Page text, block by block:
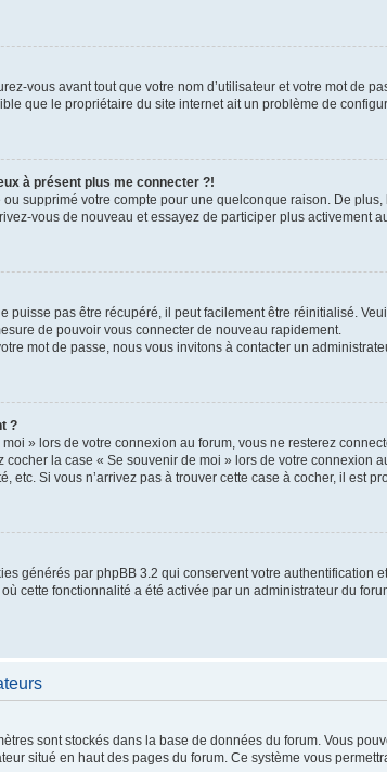
vous avant tout que votre nom d’utilisateur et votre mot de
que le propriétaire du site internet ait un problème de
à présent plus me connecter ?!
supprimé votre compte pour une quelconque raison. De
vous de nouveau et essayez de participer plus activement
puisse pas être récupéré, il peut facilement être réinitialisé.
de pouvoir vous connecter de nouveau rapidement.
mot de passe, nous vous invitons à contacter un
?
» lors de votre connexion au forum, vous ne resterez
cocher la case « Se souvenir de moi » lors de votre
etc. Si vous n’arrivez pas à trouver cette case à cocher, il est
générés par phpBB 3.2 qui conservent votre
cette fonctionnalité a été activée par un administrateur du
sont stockés dans la base de données du forum. Vous
situé en haut des pages du forum. Ce système vous